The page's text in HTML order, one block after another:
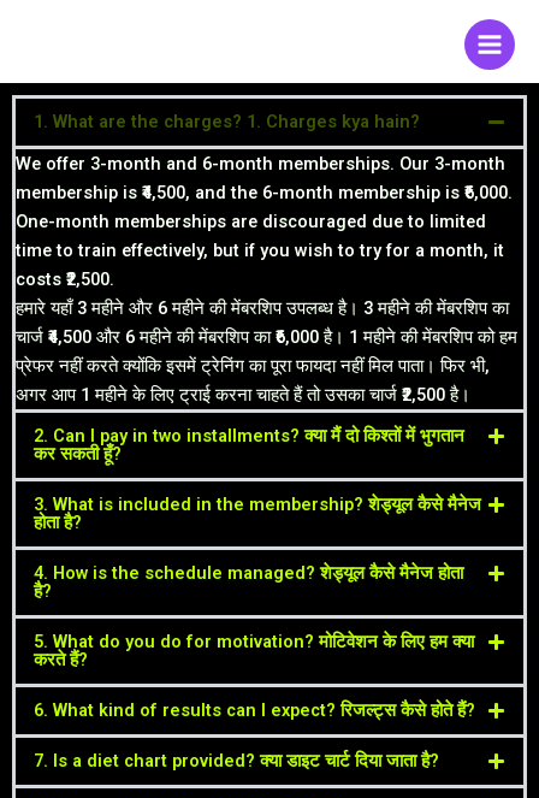
1. What are the charges? 1. Charges kya hain?
We offer 3-month and 6-month memberships. Our 3-month
membership is ₹4,500, and the 6-month membership is ₹6,000.
One-month memberships are discouraged due to limited
time to train effectively, but if you wish to try for a month, it
costs ₹2,500.
हमारे यहाँ 3 महीने और 6 महीने की मेंबरशिप उपलब्ध है। 3 महीने की मेंबरशिप का
चार्ज ₹4,500 और 6 महीने की मेंबरशिप का ₹6,000 है। 1 महीने की मेंबरशिप को हम
प्रेफर नहीं करते क्योंकि इसमें ट्रेनिंग का पूरा फायदा नहीं मिल पाता। फिर भी,
अगर आप 1 महीने के लिए ट्राई करना चाहते हैं तो उसका चार्ज ₹2,500 है।
2. Can I pay in two installments? क्या मैं दो किश्तों में भुगतान
कर सकती हूँ?
3. What is included in the membership? शेड्यूल कैसे मैनेज
होता है?
4. How is the schedule managed? शेड्यूल कैसे मैनेज होता
है?
5. What do you do for motivation? मोटिवेशन के लिए हम क्या
करते हैं?
6. What kind of results can I expect? रिजल्ट्स कैसे होते हैं?
7. Is a diet chart provided? क्या डाइट चार्ट दिया जाता है?